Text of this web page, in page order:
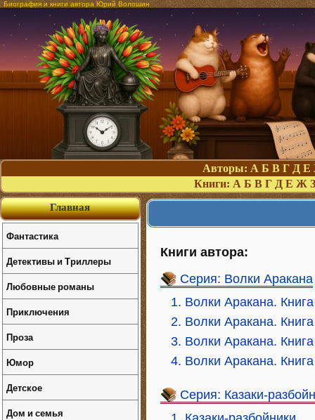
Биография и книги автора Юрий Волошин
Авторы: А Б В Г Д Е
Книги: А Б В Г Д Е Ж З
Книги автора:
Серия: Волки Аракана
1. Волки Аракана.
2. Волки Аракана.
3. Волки Аракана.
4. Волки Аракана.
Серия: Казаки-
Главная
Фантастика
Детективы и Триллеры
Любовные романы
Приключения
Проза
Юмор
Детское
Дом и семья